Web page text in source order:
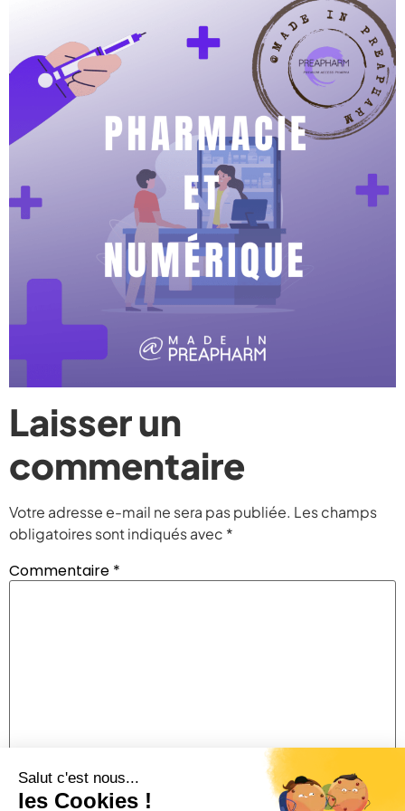
Laisser un
commentaire
Votre adresse e-mail ne sera pas publiée. Les champs
obligatoires sont indiqués avec *
Commentaire *
Nom*